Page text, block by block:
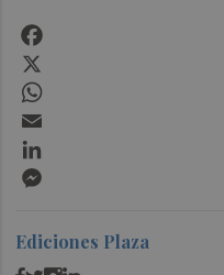
Ediciones Plaza